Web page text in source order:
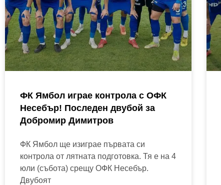
ФК Ямбол играе контрола с ОФК
Несебър! Последен двубой за
Добромир Димитров
ФК Ямбол ще изиграе първата си
контрола от лятната подготовка. Тя е на 4
юли (събота) срещу ОФК Несебър.
Двубоят